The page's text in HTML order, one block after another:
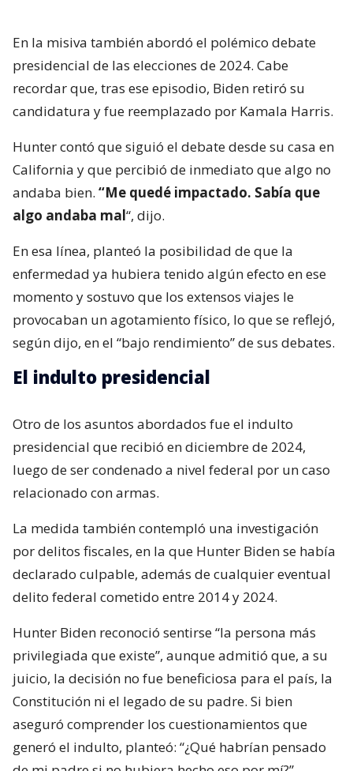
En la misiva también abordó el polémico debate
presidencial de las elecciones de 2024. Cabe
recordar que, tras ese episodio, Biden retiró su
candidatura y fue reemplazado por Kamala Harris.
Hunter contó que siguió el debate desde su casa en
California y que percibió de inmediato que algo no
andaba bien. “Me quedé impactado. Sabía que
algo andaba mal“, dijo.
En esa línea, planteó la posibilidad de que la
enfermedad ya hubiera tenido algún efecto en ese
momento y sostuvo que los extensos viajes le
provocaban un agotamiento físico, lo que se reflejó,
según dijo, en el “bajo rendimiento” de sus debates.
El indulto presidencial
Otro de los asuntos abordados fue el indulto
presidencial que recibió en diciembre de 2024,
luego de ser condenado a nivel federal por un caso
relacionado con armas.
La medida también contempló una investigación
por delitos fiscales, en la que Hunter Biden se había
declarado culpable, además de cualquier eventual
delito federal cometido entre 2014 y 2024.
Hunter Biden reconoció sentirse “la persona más
privilegiada que existe”, aunque admitió que, a su
juicio, la decisión no fue beneficiosa para el país, la
Constitución ni el legado de su padre. Si bien
aseguró comprender los cuestionamientos que
generó el indulto, planteó: “¿Qué habrían pensado